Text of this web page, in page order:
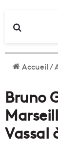
Accueil/
Bruno
Vassal